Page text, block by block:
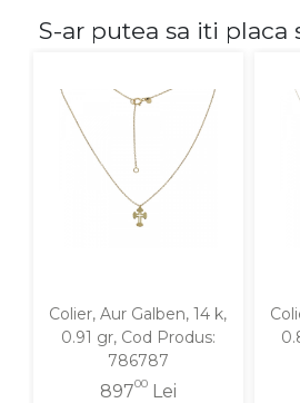
Cu pietre
Diamante
S-ar putea sa iti placa
Colier, Aur Galben, 14 k,
0.91 gr, Cod Produs:
786787
89700Lei